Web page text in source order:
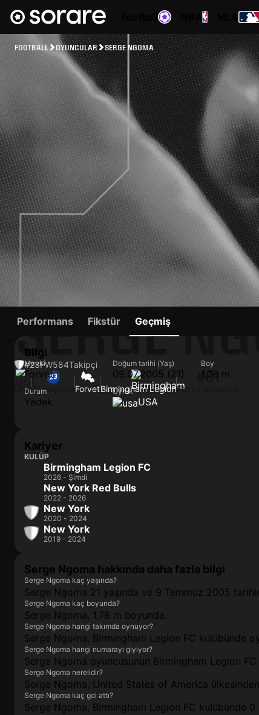
FOOTBALL OYUNCULAR SERGE NGOMA
SERGE
#23FW584Takipçi
USA21 yaşında ForvetBirmingham Legion
#81
Forma numarası
Performans Fikstür Geçmiş
Bilgi
Mevki
Forvet
Doğum tarihi (Yaş)
09.07.2005 (21)
Boy
1,78 m
Durum
Yedek
Uyruk
USA
Kariyer
KULÜP
Birmingham Legion FC
2026 - Şimdi
New York Red Bulls
2022 - 2026
New York
2020 - 2024
New York
2019 - 2024
Serge Ngoma hakkında daha fazla bilgi
Serge Ngoma kaç yaşında?
Serge Ngoma 21 yaşında ve 9 Temmuz 2005
Serge Ngoma kaç boyunda?
Serge Ngoma, 1,78 m boyunda.
Serge Ngoma hangi takımda oynuyor?
Serge Ngoma, Birmingham Legion FC kulübünde
Serge Ngoma hangi numarayı giyiyor?
Serge Ngoma oyuncusunun Birmingham Legion
Serge Ngoma nerelidir?
Serge Ngoma, United States of America
Serge Ngoma kaç gol attı?
Serge Ngoma, Birmingham Legion FC kulübünde 0